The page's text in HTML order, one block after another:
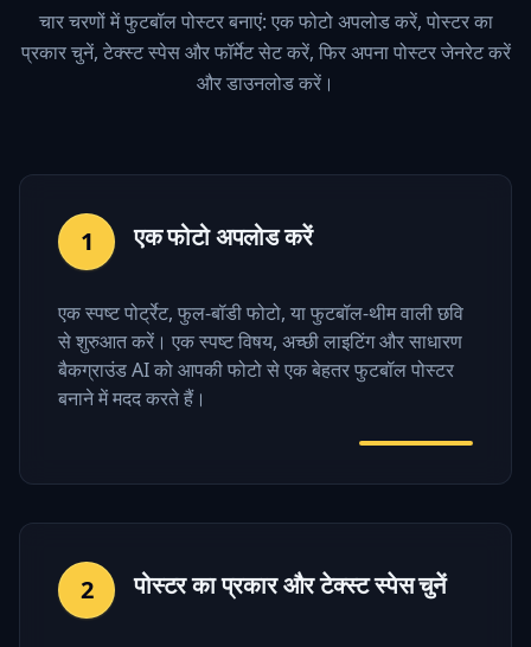
चार चरणों में फुटबॉल पोस्टर बनाएं: एक फोटो अपलोड करें, पोस्टर का
प्रकार चुनें, टेक्स्ट स्पेस और फॉर्मेट सेट करें, फिर अपना पोस्टर जेनरेट करें
और डाउनलोड करें।
1 एक फोटो अपलोड करें
एक स्पष्ट पोर्ट्रेट, फुल-बॉडी फोटो, या फुटबॉल-थीम वाली छवि
से शुरुआत करें। एक स्पष्ट विषय, अच्छी लाइटिंग और साधारण
बैकग्राउंड AI को आपकी फोटो से एक बेहतर फुटबॉल पोस्टर
बनाने में मदद करते हैं।
2 पोस्टर का प्रकार और टेक्स्ट स्पेस चुनें